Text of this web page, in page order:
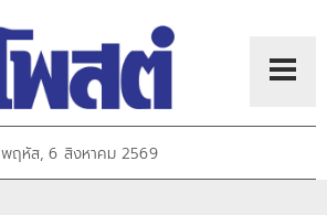
พฤหัส, 6 สิงหาคม 2569